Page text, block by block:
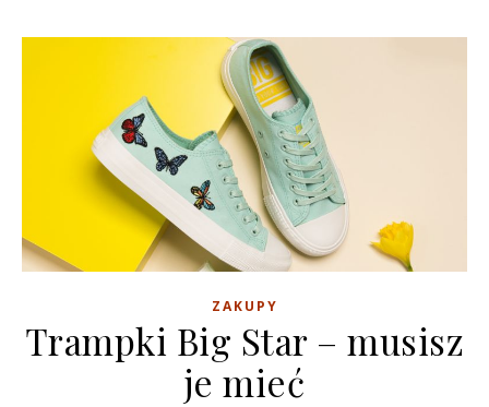
ZAKUPY
Trampki Big Star – musisz
je mieć